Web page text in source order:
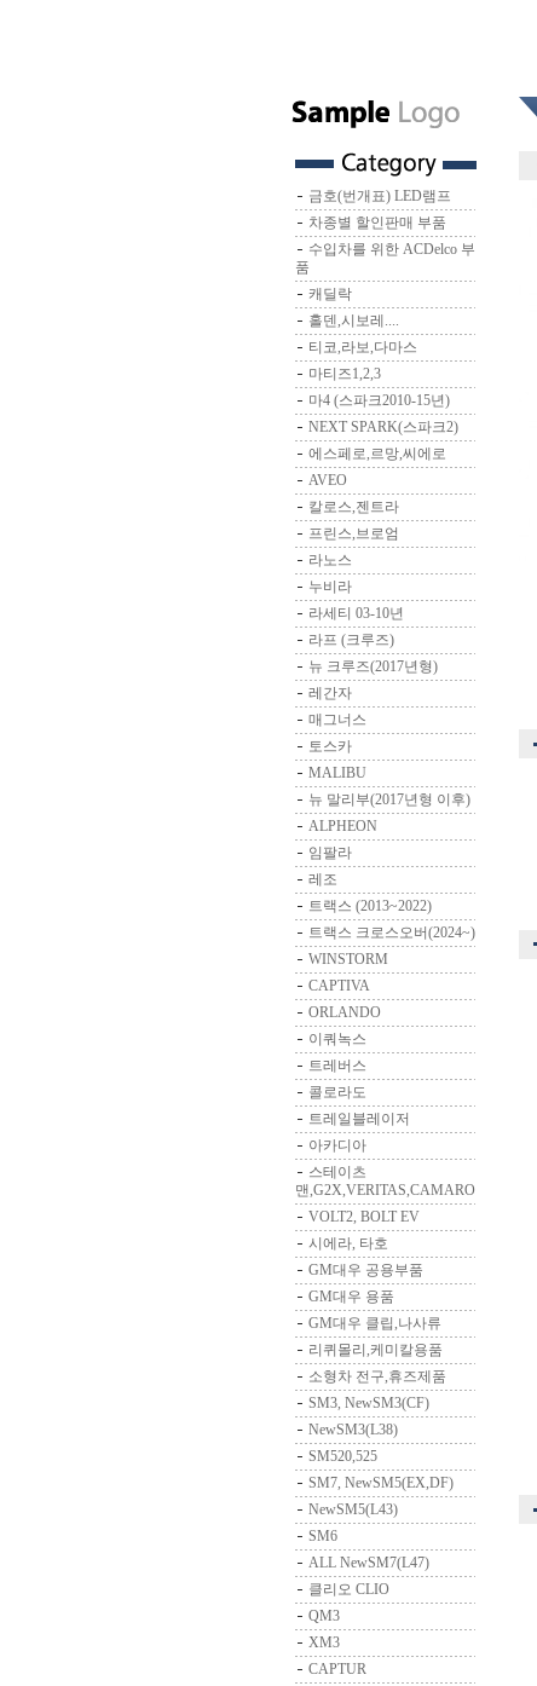
금호(번개표) LED램프
차종별 할인판매 부품
수입차를 위한 ACDelco 부
품
캐딜락
홀덴,시보레....
티코,라보,다마스
마티즈1,2,3
마4 (스파크2010-15년)
NEXT SPARK(스파크2)
에스페로,르망,씨에로
AVEO
칼로스,젠트라
프린스,브로엄
라노스
누비라
라세티 03-10년
라프 (크루즈)
뉴 크루즈(2017년형)
레간자
매그너스
토스카
MALIBU
뉴 말리부(2017년형 이후)
ALPHEON
임팔라
레조
트랙스 (2013~2022)
트랙스 크로스오버(2024~)
WINSTORM
CAPTIVA
ORLANDO
이쿼녹스
트레버스
콜로라도
트레일블레이저
아카디아
스테이츠
맨,G2X,VERITAS,CAMARO
VOLT2, BOLT EV
시에라, 타호
GM대우 공용부품
GM대우 용품
GM대우 클립,나사류
리퀴몰리,케미칼용품
소형차 전구,휴즈제품
SM3, NewSM3(CF)
NewSM3(L38)
SM520,525
SM7, NewSM5(EX,DF)
NewSM5(L43)
SM6
ALL NewSM7(L47)
클리오 CLIO
QM3
XM3
CAPTUR